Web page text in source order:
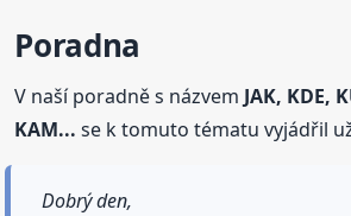
Poradna
V naší poradně s názvem JAK, KDE,
KAM... se k tomuto tématu vyjádřil
Dobrý den,